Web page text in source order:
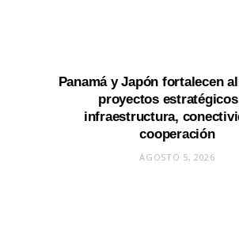
Panamá y Japón fortalecen
proyectos
infraestructura,
cooperación
AGOSTO 5, 2026